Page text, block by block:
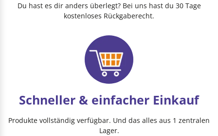
Du hast es dir anders überlegt? Bei uns hast du 30 Tage
kostenloses Rückgaberecht.
Schneller & einfacher Einkauf
Produkte vollständig verfügbar. Und das alles aus 1 zentralen
Lager.